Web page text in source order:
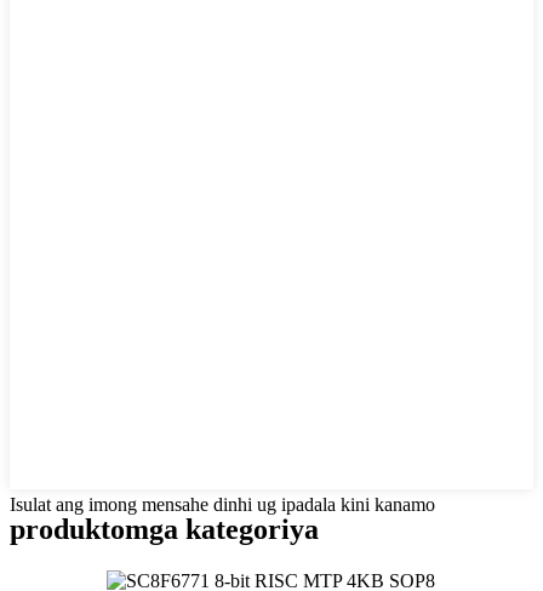
Isulat ang imong mensahe dinhi ug ipadala kini kanamo
produktomga kategoriya